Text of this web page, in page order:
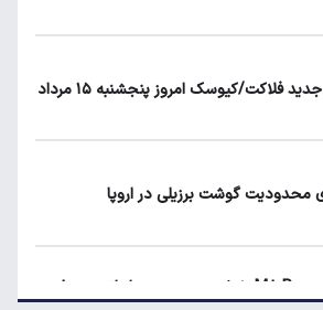
کالابرگ با رقم آخر کد ملی صفر تا ۲
به هرمز
شارژ کالابرگ الکترونیکی تغییر کرد
فلاکت/کیوسک امروز پنجشنبه ۱۵ مرداد
محدودیت گوشت برزیلی در اروپا
پوکو M۸ Power؛ غول جدید چینی با باتری ۸۰۰۰